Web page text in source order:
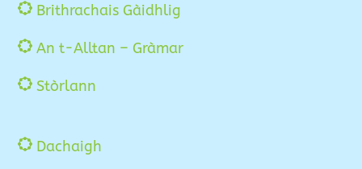
Brithrachais Gàidhlig
An t-Alltan – Gràmar
Stòrlann
Dachaigh